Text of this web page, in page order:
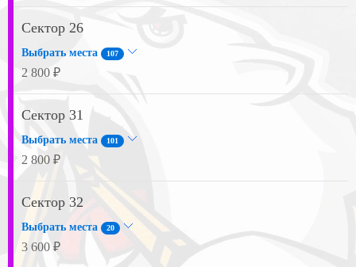
Сектор 26
Выбрать места 107
2 800 ₽
Сектор 31
Выбрать места 101
2 800 ₽
Сектор 32
Выбрать места 20
3 600 ₽